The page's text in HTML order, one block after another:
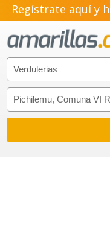
Regístrate aquí y